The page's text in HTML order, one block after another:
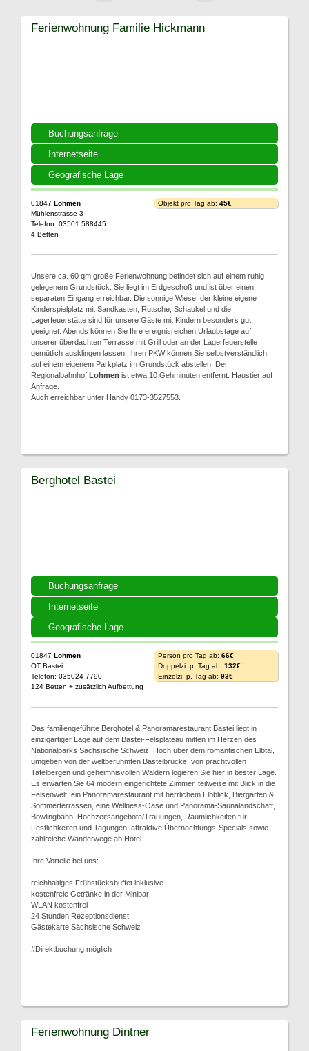
Buchungsanfrage
Internetseite
Geografische Lage
Ferienwohnung Familie Hickmann
01847 Lohmen
Mühlenstrasse 3
Telefon: 03501 588445
4 Betten
Objekt pro Tag ab: 45€
Unsere ca. 60 qm große Ferienwohnung befindet sich auf einem ruhig
gelegenem Grundstück. Sie liegt im Erdgeschoß und ist über einen
separaten Eingang erreichbar. Die sonnige Wiese, der kleine eigene
Kinderspielplatz mit Sandkasten, Rutsche, Schaukel und die
Lagerfeuerstätte sind für unsere Gäste mit Kindern besonders gut
geeignet. Abends können Sie Ihre ereignisreichen Urlaubstage auf
unserer überdachten Terrasse mit Grill oder an der Lagerfeuerstelle
gemütlich ausklingen lassen. Ihren PKW können Sie selbstverständlich
auf einem eigenem Parkplatz im Grundstück abstellen. Der
Regionalbahnhof Lohmen ist etwa 10 Gehminuten entfernt. Haustier auf
Anfrage.
Auch erreichbar unter Handy 0173-3527553.
Buchungsanfrage
Internetseite
Geografische Lage
Berghotel Bastei
01847 Lohmen
OT Bastei
Telefon: 035024 7790
124 Betten + zusätzlich Aufbettung
Person pro Tag ab: 66€
Doppelzi. p. Tag ab: 132€
Einzelzi. p. Tag ab: 93€
Das familiengeführte Berghotel & Panoramarestaurant Bastei liegt in
einzigartiger Lage auf dem Bastei-Felsplateau mitten im Herzen des
Nationalparks Sächsische Schweiz. Hoch über dem romantischen Elbtal,
umgeben von der weltberühmten Basteibrücke, von prachtvollen
Tafelbergen und geheimnisvollen Wäldern logieren Sie hier in bester Lage.
Es erwarten Sie 64 modern eingerichtete Zimmer, teilweise mit Blick in die
Felsenwelt, ein Panoramarestaurant mit herrlichem Elbblick, Biergärten &
Sommerterrassen, eine Wellness-Oase und Panorama-Saunalandschaft,
Bowlingbahn, Hochzeitsangebote/Trauungen, Räumlichkeiten für
Festlichkeiten und Tagungen, attraktive Übernachtungs-Specials sowie
zahlreiche Wanderwege ab Hotel.
Ihre Vorteile bei uns:
reichhaltiges Frühstücksbuffet inklusive
kostenfreie Getränke in der Minibar
WLAN kostenfrei
24 Stunden Rezeptionsdienst
Gästekarte Sächsische Schweiz
#Direktbuchung möglich
Ferienwohnung Dintner